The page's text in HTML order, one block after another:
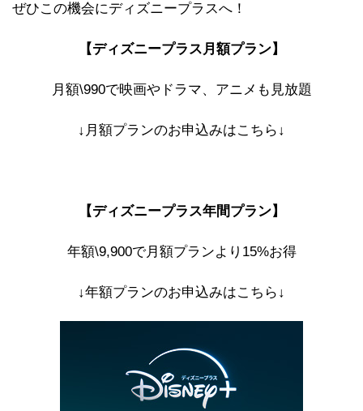
ぜひこの機会にディズニープラスへ！
【ディズニープラス月額プラン】
月額\990で映画やドラマ、アニメも見放題
↓月額プランのお申込みはこちら↓
【ディズニープラス年間プラン】
年額\9,900で月額プランより15%お得
↓年額プランのお申込みはこちら↓